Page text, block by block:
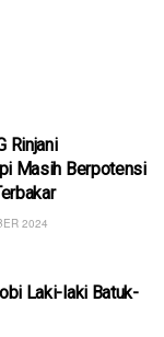
Rinjani
Masih Berpotensi
2024
Laki-laki Batuk-